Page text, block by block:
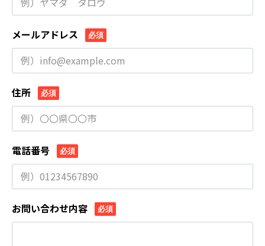
メールアドレス 必須
住所 必須
電話番号 必須
お問い合わせ内容 必須